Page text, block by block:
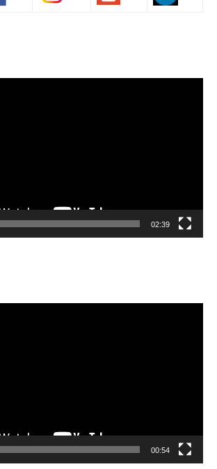
02:39
00:54